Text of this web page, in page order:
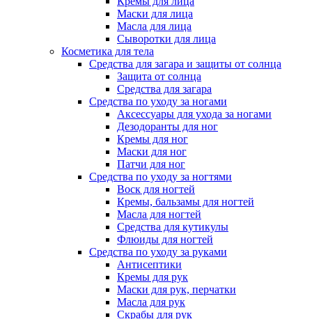
Маски для лица
Масла для лица
Сыворотки для лица
Косметика для тела
Средства для загара и защиты от солнца
Защита от солнца
Средства для загара
Средства по уходу за ногами
Аксессуары для ухода за ногами
Дезодоранты для ног
Кремы для ног
Маски для ног
Патчи для ног
Средства по уходу за ногтями
Воск для ногтей
Кремы, бальзамы для ногтей
Масла для ногтей
Средства для кутикулы
Флюиды для ногтей
Средства по уходу за руками
Антисептики
Кремы для рук
Маски для рук, перчатки
Масла для рук
Скрабы для рук